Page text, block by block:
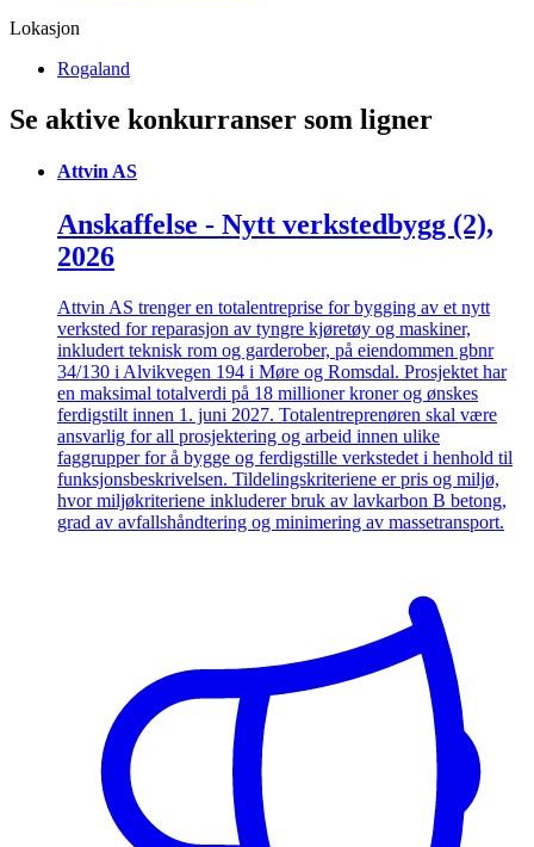
Lokasjon
Rogaland
Se aktive konkurranser som ligner
Attvin AS
Anskaffelse - Nytt verkstedbygg (2),
2026
Attvin AS trenger en totalentreprise for bygging av et nytt
verksted for reparasjon av tyngre kjøretøy og maskiner,
inkludert teknisk rom og garderober, på eiendommen gbnr
34/130 i Alvikvegen 194 i Møre og Romsdal. Prosjektet har
en maksimal totalverdi på 18 millioner kroner og ønskes
ferdigstilt innen 1. juni 2027. Totalentreprenøren skal være
ansvarlig for all prosjektering og arbeid innen ulike
faggrupper for å bygge og ferdigstille verkstedet i henhold til
funksjonsbeskrivelsen. Tildelingskriteriene er pris og miljø,
hvor miljøkriteriene inkluderer bruk av lavkarbon B betong,
grad av avfallshåndtering og minimering av massetransport.